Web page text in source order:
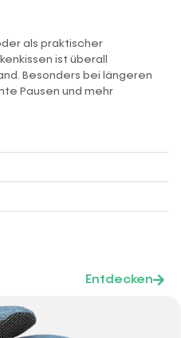
als praktischer
ist überall
Besonders bei längeren
Pausen und mehr
Entdecken